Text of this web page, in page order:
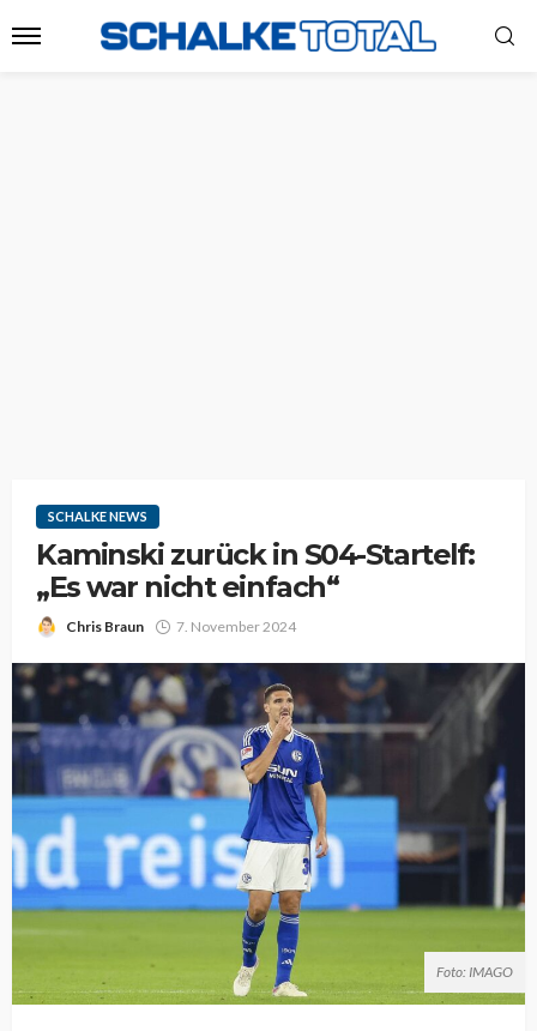
SCHALKE NEWS
Kaminski zurück in S04-Startelf:
„Es war nicht einfach“
Chris Braun 7. November 2024
Foto: IMAGO